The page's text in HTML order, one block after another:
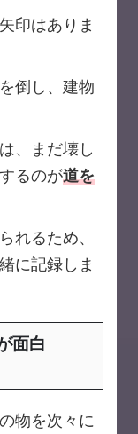
印はありま
倒し、建物
、まだ壊し
るのが道を
れるため、
に記録しま
面白
物を次々に